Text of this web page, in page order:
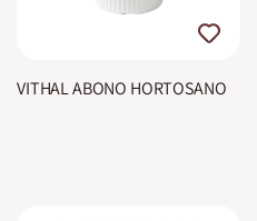
VITHAL ABONO HORTOSANO